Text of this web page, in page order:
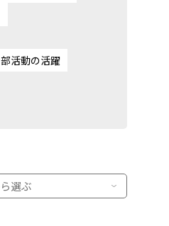
部活動の活躍